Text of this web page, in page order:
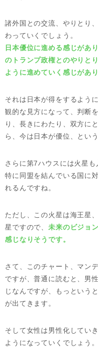
諸外国との交流、やりとり
わっていくでしょう。
日本優位に進める感じがあ
のトランプ政権とのやりと
ように進めていく感じがあり
それは日本が得をするよう
観的な見方になって、判断
り、長きにわたり、双方に
ら、今は日本が優位、とい
さらに第7ハウスには火星も
特に同盟を結んでいる国に
れるんですね。
ただし、この火星は海王星
星ですので、未来のビジョ
感じなりそうです。
さて、このチャート、マン
ですが、普通に読むと、男
じなんですが、もっという
が出てきます。
そして女性は男性化してい
ようになっていくでしょう。